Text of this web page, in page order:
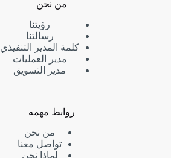
من نحن
رؤيتنا
رسالتنا
كلمة المدير التنفيذي
مدير العمليات
مدير التسويق
روابط مهمه
من نحن
تواصل معنا
لماذا نحن